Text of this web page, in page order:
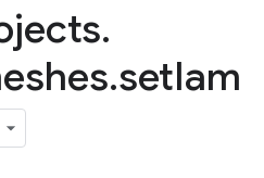
.
.setIam